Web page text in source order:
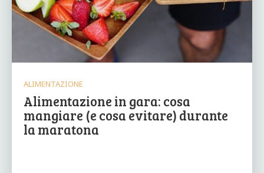
ALIMENTAZIONE
Alimentazione in gara: cosa
mangiare (e cosa evitare) durante
la maratona